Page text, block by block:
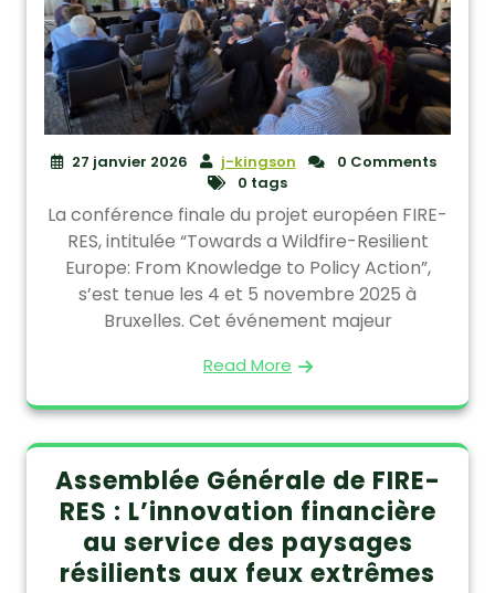
27 janvier 2026 j-kingson
0 Comments
0 tags
La conférence finale du projet européen FIRE-
RES, intitulée “Towards a Wildfire-Resilient
Europe: From Knowledge to Policy Action”,
s’est tenue les 4 et 5 novembre 2025 à
Bruxelles. Cet événement majeur
Read More
Assemblée Générale de FIRE-
RES : L’innovation financière
au service des paysages
résilients aux feux extrêmes